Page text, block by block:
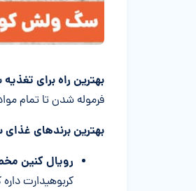
بهترین راه برای
فرموله شدن تا تمام
بهترین برندهای
رویال کنین
کربوهیدارت